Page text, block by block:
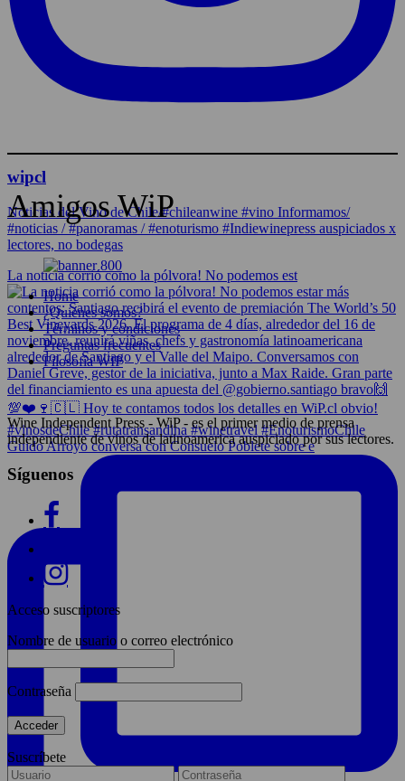
wipcl
Noticias del Vino de Chile/#chileanwine #vino Informamos/
#noticias / #panoramas / #enoturismo #Indiewinepress auspiciados x
lectores, no bodegas
La noticia corrió como la pólvora! No podemos est
Guido Arroyo conversa con Consuelo Poblete sobre e
Amigos WiP
Home
¿Quiénes somos?
Términos y condiciones
Preguntas frecuentes
Filosofía WIP
Wine Independent Press - WiP - es el primer medio de prensa
independiente de vinos de latinoamerica auspiciado por sus lectores.
Síguenos
Acceso suscriptores
Nombre de usuario o correo electrónico
Contraseña
Suscríbete